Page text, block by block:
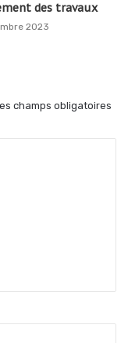
des travaux
2023
champs obligatoires